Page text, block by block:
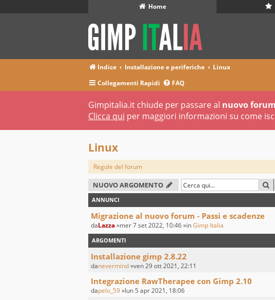
Home
Indice Installazione e periferiche
Linux
Collegamenti Rapidi
FAQ
Gimpitalia.it chiude per passare al nuovo
Clicca qui per maggiori informazioni su come
Linux
Regole del forum
NUOVO ARGOMENTO
ANNUNCI
Migrazione al nuovo forum - Passi e scadenze
daLazza»mer 7 set 2022, 10:46 »inGimp Italia
ARGOMENTI
Installazione gimp 2.8.22
danevermind»ven 29 ott 2021, 22:11
Integrazione RawTherapee con Gimp 2.10
dapelo_59»lun 5 apr 2021, 18:06